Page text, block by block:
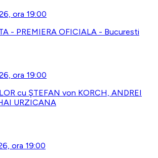
ora 19:00
- PREMIERA OFICIALA - Bucuresti
ora 19:00
cu ŞTEFAN von KORCH, ANDREI
URZICANA
ora 19:00